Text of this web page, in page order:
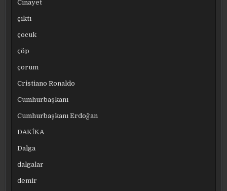
Cinayet
çıktı
çocuk
çöp
çorum
Cristiano Ronaldo
Cumhurbaşkanı
Cumhurbaşkanı Erdoğan
DAKİKA
Dalga
dalgalar
demir